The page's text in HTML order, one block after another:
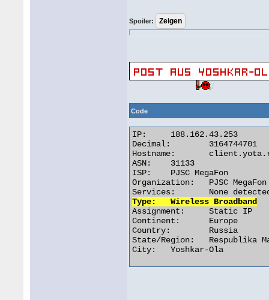
Spoiler:
Code
IP:	188.162.43.253
Decimal:	3164744701
Hostname:	client.yota.ru
ASN:	31133
ISP:	PJSC MegaFon
Organization:	PJSC MegaFon
Type:	Wireless Broadband
Assignment:	Static IP
Continent:	Europe
Country:	Russia
State/Region:	Respublika Mariy-El
City:	Yoshkar-Ola